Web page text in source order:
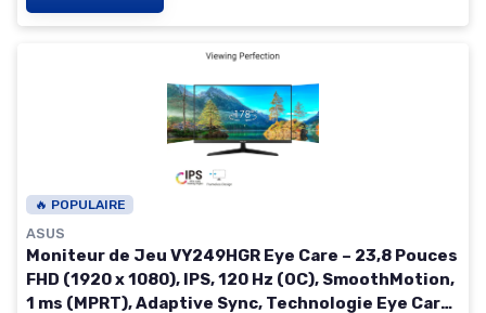
🔥 POPULAIRE
ASUS
Moniteur de Jeu VY249HGR Eye Care – 23,8 Pouces
FHD (1920 x 1080), IPS, 120 Hz (OC), SmoothMotion,
1 ms (MPRT), Adaptive Sync, Technologie Eye Care